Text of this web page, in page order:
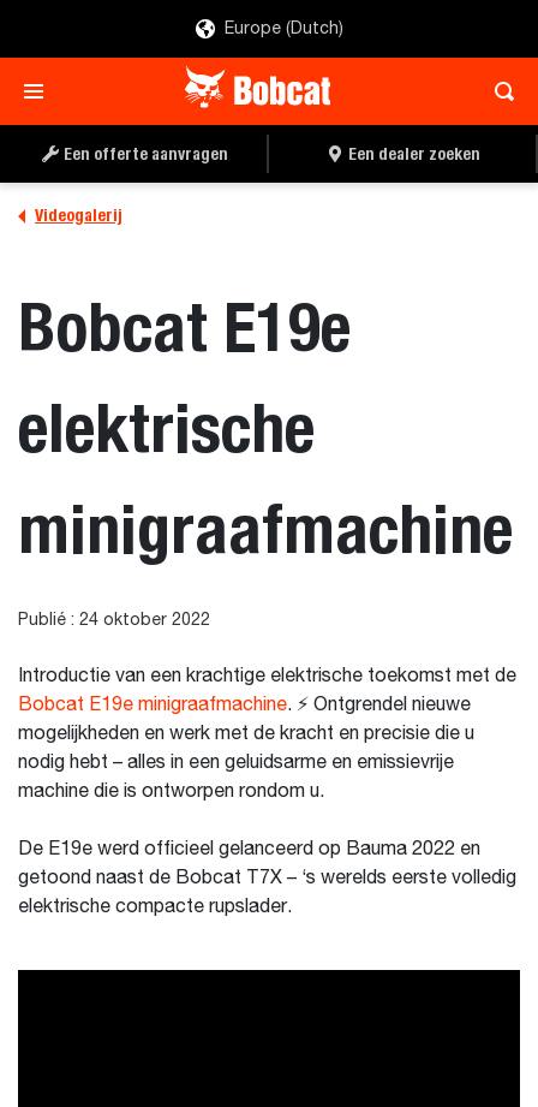
Europe (Dutch)
Een offerte aanvragen Een dealer zoeken
Videogalerij
Bobcat E19e
elektrische
minigraafmachine
Publié : 24 oktober 2022
Introductie van een krachtige elektrische toekomst met de
Bobcat E19e minigraafmachine. ⚡ Ontgrendel nieuwe
mogelijkheden en werk met de kracht en precisie die u
nodig hebt – alles in een geluidsarme en emissievrije
machine die is ontworpen rondom u.
De E19e werd officieel gelanceerd op Bauma 2022 en
getoond naast de Bobcat T7X – ‘s werelds eerste volledig
elektrische compacte rupslader.